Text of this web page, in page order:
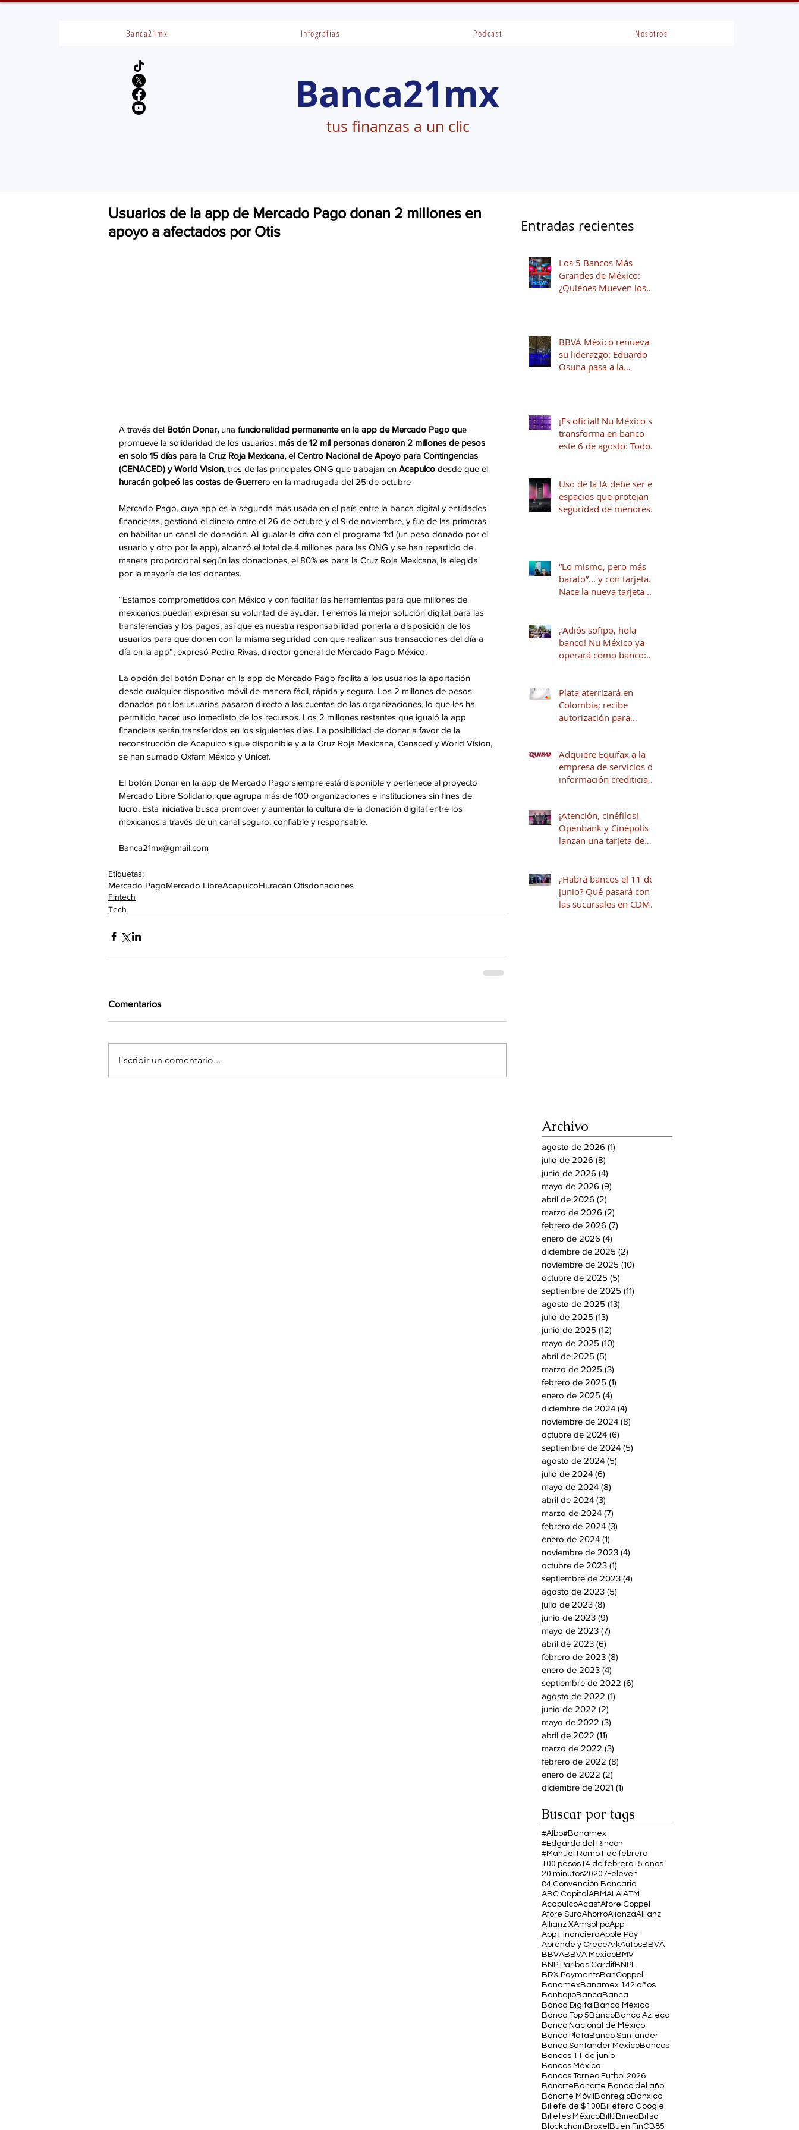
Banca21mx Infografías Podcast Nosotros
Banca21mx
tus finanzas a un clic
Usuarios de la app de Mercado Pago donan 2 millones en
apoyo a afectados por Otis
A través del Botón Donar, una funcionalidad permanente en la app de Mercado Pago que
promueve la solidaridad de los usuarios, más de 12 mil personas donaron 2 millones de pesos
en solo 15 días para la Cruz Roja Mexicana, el Centro Nacional de Apoyo para Contingencias
(CENACED) y World Vision, tres de las principales ONG que trabajan en Acapulco desde que el
huracán golpeó las costas de Guerrero en la madrugada del 25 de octubre
Mercado Pago, cuya app es la segunda más usada en el país entre la banca digital y entidades
financieras, gestionó el dinero entre el 26 de octubre y el 9 de noviembre, y fue de las primeras
en habilitar un canal de donación. Al igualar la cifra con el programa 1x1 (un peso donado por el
usuario y otro por la app), alcanzó el total de 4 millones para las ONG y se han repartido de
manera proporcional según las donaciones, el 80% es para la Cruz Roja Mexicana, la elegida
por la mayoría de los donantes.
“Estamos comprometidos con México y con facilitar las herramientas para que millones de
mexicanos puedan expresar su voluntad de ayudar. Tenemos la mejor solución digital para las
transferencias y los pagos, así que es nuestra responsabilidad ponerla a disposición de los
usuarios para que donen con la misma seguridad con que realizan sus transacciones del día a
día en la app”, expresó Pedro Rivas, director general de Mercado Pago México.
La opción del botón Donar en la app de Mercado Pago facilita a los usuarios la aportación
desde cualquier dispositivo móvil de manera fácil, rápida y segura. Los 2 millones de pesos
donados por los usuarios pasaron directo a las cuentas de las organizaciones, lo que les ha
permitido hacer uso inmediato de los recursos. Los 2 millones restantes que igualó la app
financiera serán transferidos en los siguientes días. La posibilidad de donar a favor de la
reconstrucción de Acapulco sigue disponible y a la Cruz Roja Mexicana, Cenaced y World Vision,
se han sumado Oxfam México y Unicef.
El botón Donar en la app de Mercado Pago siempre está disponible y pertenece al proyecto
Mercado Libre Solidario, que agrupa más de 100 organizaciones e instituciones sin fines de
lucro. Esta iniciativa busca promover y aumentar la cultura de la donación digital entre los
mexicanos a través de un canal seguro, confiable y responsable.
Banca21mx@gmail.com
Etiquetas:
Mercado PagoMercado LibreAcapulcoHuracán Otisdonaciones
Fintech
Tech
Comentarios
Escribir un comentario...
Entradas recientes
Los 5 Bancos Más
Grandes de México:
¿Quiénes Mueven los
BBVA México renueva
su liderazgo: Eduardo
Osuna pasa a la
¡Es oficial! Nu México se
transforma en banco
este 6 de agosto: Todo
Uso de la IA debe ser en
espacios que protejan la
seguridad de menores
“Lo mismo, pero más
barato”... y con tarjeta.
Nace la nueva tarjeta de
¿Adiós sofipo, hola
banco! Nu México ya
operará como banco:
Plata aterrizará en
Colombia; recibe
autorización para
Adquiere Equifax a la
empresa de servicios de
información crediticia,
¡Atención, cinéfilos!
Openbank y Cinépolis
lanzan una tarjeta de
puntos
¿Habrá bancos el 11 de
junio? Qué pasará con
las sucursales en CDMX
Archivo
agosto de 2026 (1)
julio de 2026 (8)
junio de 2026 (4)
mayo de 2026 (9)
abril de 2026 (2)
marzo de 2026 (2)
febrero de 2026 (7)
enero de 2026 (4)
diciembre de 2025 (2)
noviembre de 2025 (10)
octubre de 2025 (5)
septiembre de 2025 (11)
agosto de 2025 (13)
julio de 2025 (13)
junio de 2025 (12)
mayo de 2025 (10)
abril de 2025 (5)
marzo de 2025 (3)
febrero de 2025 (1)
enero de 2025 (4)
diciembre de 2024 (4)
noviembre de 2024 (8)
octubre de 2024 (6)
septiembre de 2024 (5)
agosto de 2024 (5)
julio de 2024 (6)
mayo de 2024 (8)
abril de 2024 (3)
marzo de 2024 (7)
febrero de 2024 (3)
enero de 2024 (1)
noviembre de 2023 (4)
octubre de 2023 (1)
septiembre de 2023 (4)
agosto de 2023 (5)
julio de 2023 (8)
junio de 2023 (9)
mayo de 2023 (7)
abril de 2023 (6)
febrero de 2023 (8)
enero de 2023 (4)
septiembre de 2022 (6)
agosto de 2022 (1)
junio de 2022 (2)
mayo de 2022 (3)
abril de 2022 (11)
marzo de 2022 (3)
febrero de 2022 (8)
enero de 2022 (2)
diciembre de 2021 (1)
Buscar por tags
#Albo#Banamex
#Edgardo del Rincón
#Manuel Romo1 de febrero
100 pesos14 de febrero15 años
20 minutos20207-eleven
84 Convención Bancaria
ABC Capital ABMALAI ATM
AcapulcoAcastAfore Coppel
Afore SuraAhorroAlianzaAllianz
Allianz XAmsofipoApp
App FinancieraApple Pay
Aprende y CreceArkAutosBBVA
BBVABBVA MéxicoBMV
BNP Paribas CardifBNPL
BRX PaymentsBanCoppel
BanamexBanamex 142 años
BanbajioBanca Banca
Banca Digital Banca México
Banca Top 5 BancoBanco Azteca
Banco Nacional de México
Banco Plata Banco Santander
Banco Santander MéxicoBancos
Bancos 11 de junio
Bancos México
Bancos Torneo Futbol 2026
Banorte Banorte Banco del año
Banorte Móvil BanregioBanxico
Billete de $100 Billetera Google
Billetes MéxicoBillú BineoBitso
Blockchain Broxel Buen FinCB85